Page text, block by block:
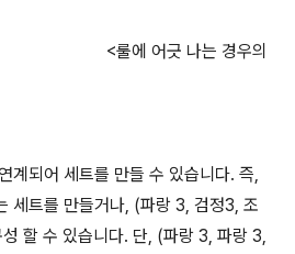
나는 경우의
계되어 세트를 만들 수 있습니다. 즉,
세트를 만들거나, (파랑 3, 검정3, 조
할 수 있습니다. 단, (파랑 3, 파랑 3,